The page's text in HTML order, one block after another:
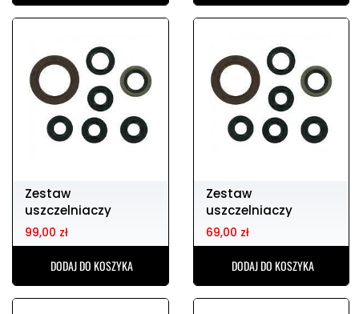
Zestaw
uszczelniaczy
silnikowych KTM sx-
f250 05-12
99,00 zł
DODAJ DO KOSZYKA
Zestaw
uszczelniaczy
silnikowych YAMAHA
yz85 02-14
69,00 zł
DODAJ DO KOSZYKA